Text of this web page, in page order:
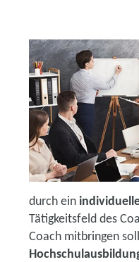
durch ein
Tätigkeitsfeld des
Coach mitbringen